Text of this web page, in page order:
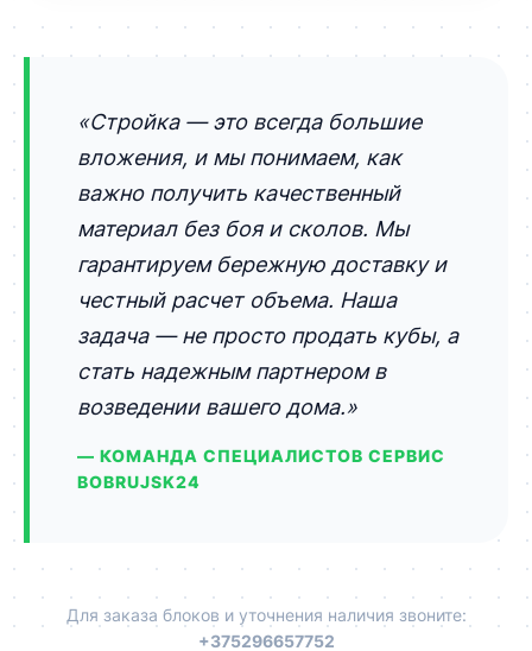
«Стройка — это всегда большие
вложения, и мы понимаем, как
важно получить качественный
материал без боя и сколов. Мы
гарантируем бережную доставку и
честный расчет объема. Наша
задача — не просто продать кубы, а
стать надежным партнером в
возведении вашего дома.»
— КОМАНДА СПЕЦИАЛИСТОВ СЕРВИС
BOBRUJSK24
Для заказа блоков и уточнения наличия звоните:
+375296657752